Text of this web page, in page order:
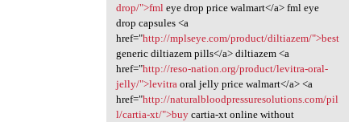
drop/">fmleye drop price walmart</a> fml eye
drop capsules <a
href="http://mplseye.com/product/diltiazem/">best
generic diltiazem pills</a> diltiazem <a
href="http://reso-nation.org/product/levitra-oral-
jelly/">levitraoral jelly price walmart</a> <a
href="http://naturalbloodpressuresolutions.com/pil
l/cartia-xt/">buycartia-xt online without